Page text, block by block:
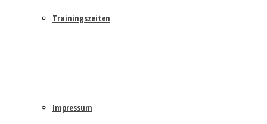
Trainingszeiten
Impressum